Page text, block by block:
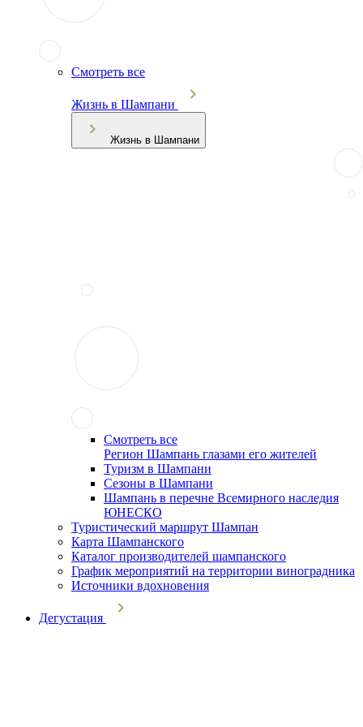
Смотреть все
Жизнь в Шампани
Жизнь в Шампани
Смотреть все
Регион Шампань глазами его жителей
Туризм в Шампани
Сезоны в Шампани
Шампань в перечне Всемирного наследия
ЮНЕСКО
Туристический маршрут Шампан
Карта Шампанского
Каталог производителей шампанского
График мероприятий на территории виноградника
Источники вдохновения
Дегустация